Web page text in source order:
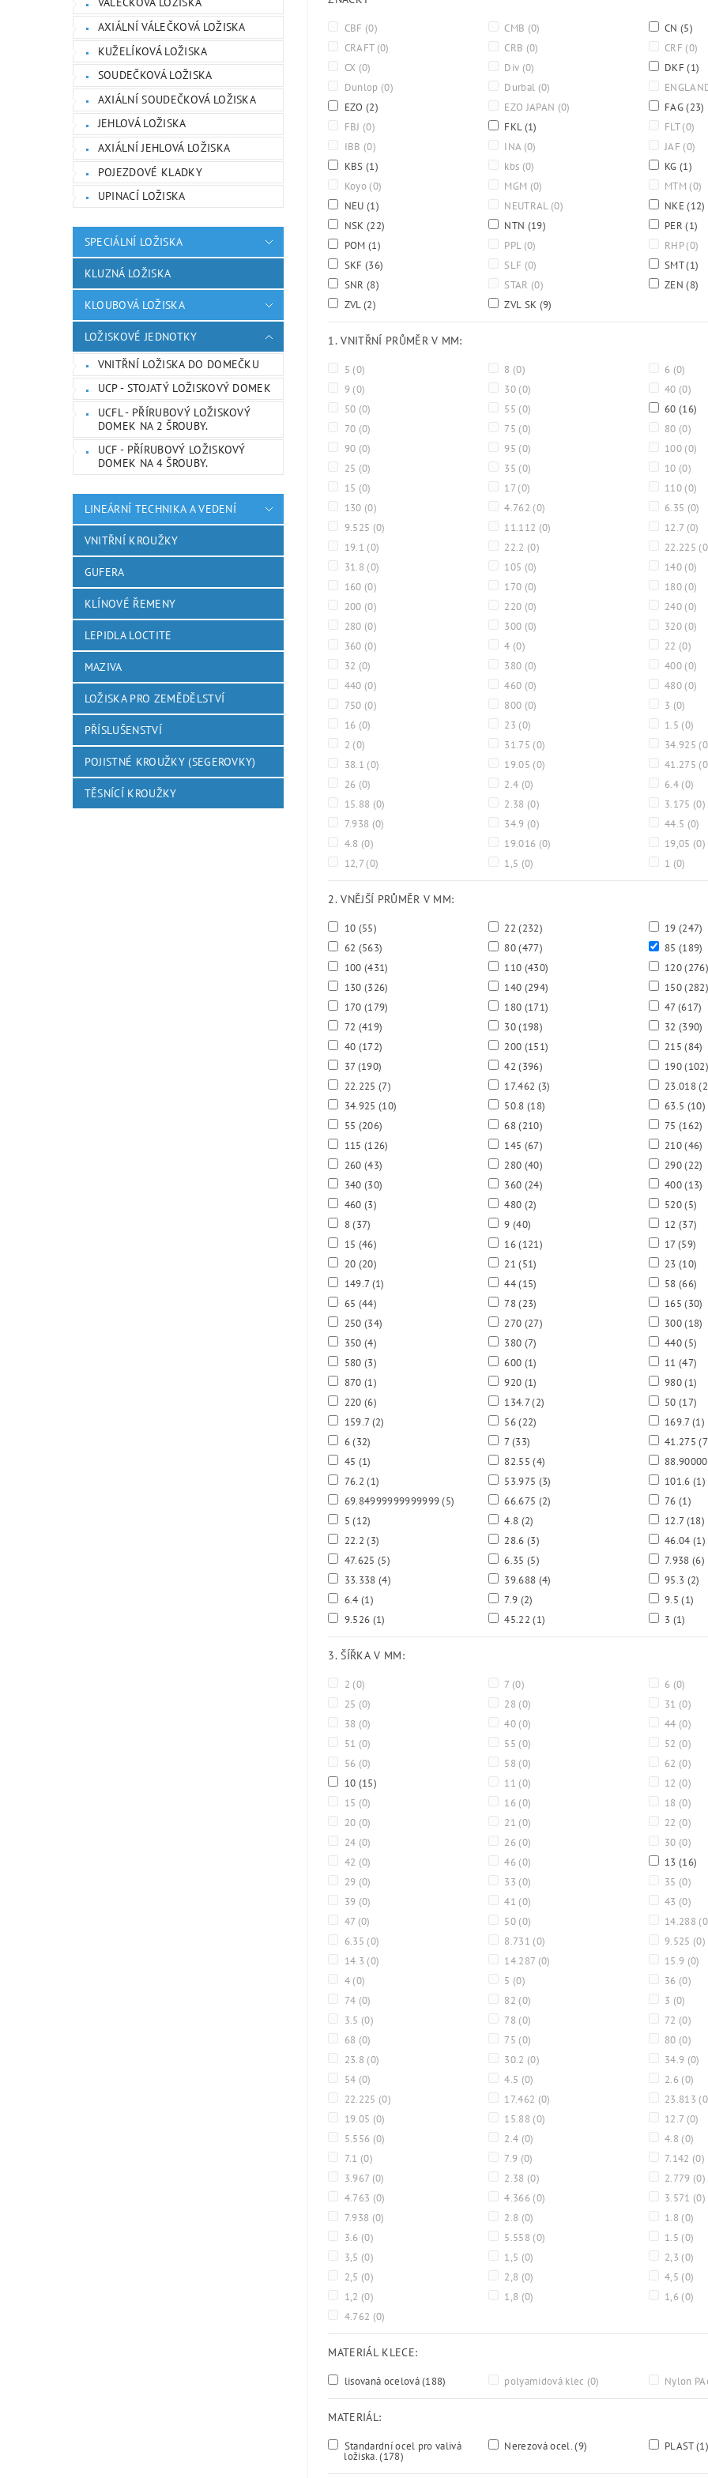
AXIÁLNÍ VÁLEČKOVÁ LOŽISKA
KUŽELÍKOVÁ LOŽISKA
SOUDEČKOVÁ LOŽISKA
AXIÁLNÍ SOUDEČKOVÁ LOŽISKA
JEHLOVÁ LOŽISKA
AXIÁLNÍ JEHLOVÁ LOŽISKA
POJEZDOVÉ KLADKY
UPINACÍ LOŽISKA
SPECIÁLNÍ LOŽISKA
KLUZNÁ LOŽISKA
KLOUBOVÁ LOŽISKA
LOŽISKOVÉ JEDNOTKY
VNITŘNÍ LOŽISKA DO DOMEČKU
UCP - STOJATÝ LOŽISKOVÝ DOMEK
UCFL - PŘÍRUBOVÝ LOŽISKOVÝ
DOMEK NA 2 ŠROUBY.
UCF - PŘÍRUBOVÝ LOŽISKOVÝ
DOMEK NA 4 ŠROUBY.
LINEÁRNÍ TECHNIKA A VEDENÍ
VNITŘNÍ KROUŽKY
GUFERA
KLÍNOVÉ ŘEMENY
LEPIDLA LOCTITE
MAZIVA
LOŽISKA PRO ZEMĚDĚLSTVÍ
PŘÍSLUŠENSTVÍ
POJISTNÉ KROUŽKY (SEGEROVKY)
TĚSNÍCÍ KROUŽKY
CBF (0) CMB (0) CN(5)
CRAFT (0) CRB (0) CRF (0)
CX (0) Div (0) DKF(1)
Dunlop (0) Durbal (0)
EZO (2) EZO JAPAN (0) FAG(23)
FBJ (0) FKL(1) FLT(0)
IBB (0) INA (0) JAF (0)
KBS (1) kbs (0) KG(1)
Koyo (0) MGM (0) MTM (0)
NEU (1) NEUTRAL (0) NKE(12)
NSK (22) NTN (19) PER(1)
POM (1) PPL (0) RHP(0)
SKF (36) SLF (0) SMT(1)
SNR (8) STAR (0) ZEN(8)
ZVL(2) ZVL SK (9)
1. VNITŘNÍ PRŮMĚR V MM:
5 (0) 8 (0) 6 (0)
9 (0) 30 (0) 40 (0)
50 (0) 55 (0) 60(16)
70 (0) 75 (0) 80 (0)
90 (0) 95 (0) 100 (0)
25 (0) 35 (0) 10 (0)
15 (0) 17 (0) 110 (0)
130 (0) 4.762 (0) 6.35 (0)
9.525 (0) 11.112 (0) 12.7 (0)
19.1 (0) 22.2 (0) 22.225
31.8 (0) 105 (0) 140 (0)
160 (0) 170 (0) 180 (0)
200 (0) 220 (0) 240 (0)
280 (0) 300 (0) 320 (0)
360 (0) 4 (0) 22 (0)
32 (0) 380 (0) 400 (0)
440 (0) 460 (0) 480 (0)
750 (0) 800 (0) 3 (0)
16 (0) 23 (0) 1.5 (0)
2 (0) 31.75 (0) 34.925
38.1 (0) 19.05 (0) 41.275
26 (0) 2.4 (0) 6.4 (0)
15.88 (0) 2.38 (0) 3.175 (0)
7.938 (0) 34.9 (0) 44.5 (0)
4.8 (0) 19.016 (0) 19,05 (0)
12,7 (0) 1,5 (0) 1 (0)
2. VNĚJŠÍ PRŮMĚR V MM:
10 (55) 22(232) 19(247)
62 (563) 80(477) 85(189)
100 (431) 110 (430) 120(276)
130 (326) 140 (294) 150(282)
170 (179) 180 (171) 47(617)
72 (419) 30(198) 32(390)
40 (172) 200 (151) 215(84)
37(190) 42(396) 190(102)
22.225 (7) 17.462 (3) 23.018
34.925 (10) 50.8 (18) 63.5 (10)
55 (206) 68(210) 75(162)
115 (126) 145 (67) 210(46)
260 (43) 280 (40) 290(22)
340 (30) 360 (24) 400(13)
460 (3) 480 (2) 520(5)
8(37) 9(40) 12(37)
15 (46) 16(121) 17(59)
20 (20) 21(51) 23(10)
149.7(1) 44(15) 58(66)
65 (44) 78(23) 165(30)
250 (34) 270 (27) 300(18)
350 (4) 380 (7) 440(5)
580 (3) 600 (1) 11(47)
870 (1) 920 (1) 980(1)
220 (6) 134.7(2) 50(17)
159.7(2) 56(22) 169.7(1)
6(32) 7(33) 41.275
45 (1) 82.55(4)
76.2(1) 53.975 (3) 101.6(1)
69.84999999999999(5) 66.675 (2) 76(1)
5(12) 4.8 (2) 12.7(18)
22.2(3) 28.6 (3) 46.04(1)
47.625 (5) 6.35 (5) 7.938(6)
33.338 (4) 39.688 (4) 95.3 (2)
6.4 (1) 7.9 (2) 9.5(1)
9.526 (1) 45.22(1) 3 (1)
3. ŠÍŘKA V MM:
2 (0) 7 (0) 6 (0)
25 (0) 28 (0) 31 (0)
38 (0) 40 (0) 44 (0)
51 (0) 55 (0) 52 (0)
56 (0) 58 (0) 62 (0)
10 (15) 11 (0) 12 (0)
15 (0) 16 (0) 18 (0)
20 (0) 21 (0) 22 (0)
24 (0) 26 (0) 30 (0)
42 (0) 46 (0) 13(16)
29 (0) 33 (0) 35 (0)
39 (0) 41 (0) 43 (0)
47 (0) 50 (0) 14.288
6.35 (0) 8.731 (0) 9.525 (0)
14.3 (0) 14.287 (0) 15.9 (0)
4 (0) 5 (0) 36 (0)
74 (0) 82 (0) 3 (0)
3.5 (0) 78 (0) 72 (0)
68 (0) 75 (0) 80 (0)
23.8 (0) 30.2 (0) 34.9 (0)
54 (0) 4.5 (0) 2.6 (0)
22.225 (0) 17.462 (0) 23.813
19.05 (0) 15.88 (0) 12.7 (0)
5.556 (0) 2.4 (0) 4.8 (0)
7.1 (0) 7.9 (0) 7.142 (0)
3.967 (0) 2.38 (0) 2.779 (0)
4.763 (0) 4.366 (0) 3.571 (0)
7.938 (0) 2.8 (0) 1.8 (0)
3.6 (0) 5.558 (0) 1.5 (0)
3,5 (0) 1,5 (0) 2,3 (0)
2,5 (0) 2,8 (0) 4,5 (0)
1,2 (0) 1,8 (0) 1,6 (0)
4.762 (0)
MATERIÁL KLECE:
lisovaná ocelová(188) polyamidová klec (0) Nylon
MATERIÁL:
Standardní ocel pro valivá
ložiska.(178)
Nerezová ocel.(9) PLAST(1)